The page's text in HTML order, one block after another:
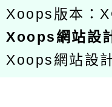
Xoops版本：
Xoops網站設
Xoops網站設